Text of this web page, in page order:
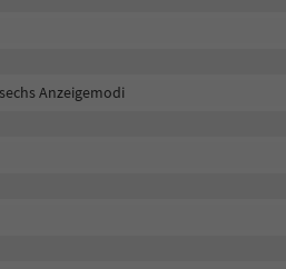
Anzeigemodi